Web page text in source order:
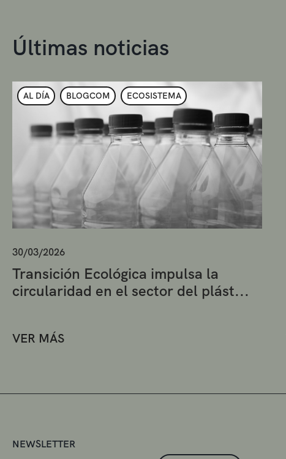
Últimas noticias
AL DÍA BLOGCOM ECOSISTEMA
30/03/2026
Transición Ecológica impulsa la
circularidad en el sector del plást...
VER MÁS
NEWSLETTER